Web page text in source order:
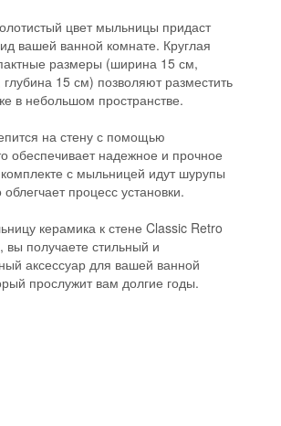
цвет мыльницы придаст
вашей ванной комнате. Круглая
размеры (ширина 15 см,
15 см) позволяют разместить
в небольшом пространстве.
на стену с помощью
обеспечивает надежное и прочное
с мыльницей идут шурупы
процесс установки.
керамика к стене Classic Retro
вы получаете стильный и
аксессуар для вашей ванной
прослужит вам долгие годы.